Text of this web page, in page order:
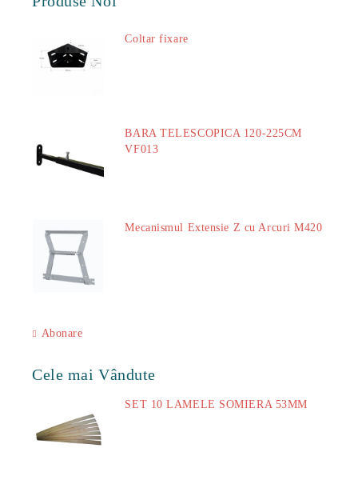
Coltar fixare
BARA TELESCOPICA 120-225CM
VF013
Mecanismul Extensie Z cu Arcuri M420
Abonare
Cele mai Vândute
SET 10 LAMELE SOMIERA 53MM